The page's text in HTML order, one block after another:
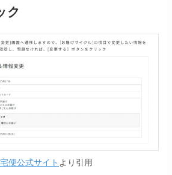
ク
便公式サイト より引用